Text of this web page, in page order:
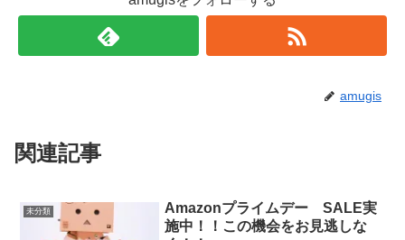
amugis
関連記事
未分類
Amazonプライムデー SALE実
施中！！この機会をお見逃しな